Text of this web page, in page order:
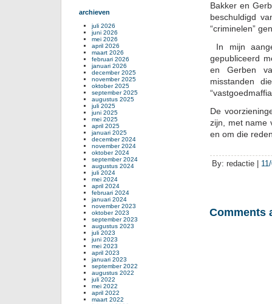
Bakker en
beschuldigd
“criminelen”
In mijn
gepubliceerd
en Gerben
misstanden
De
zijn, met name
en om die
By: redactie |
Comments
archieven
juli 2026
juni 2026
mei 2026
april 2026
maart 2026
februari 2026
januari 2026
december 2025
november 2025
oktober 2025
september 2025
augustus 2025
juli 2025
juni 2025
mei 2025
april 2025
januari 2025
december 2024
november 2024
oktober 2024
september 2024
augustus 2024
juli 2024
mei 2024
april 2024
februari 2024
januari 2024
november 2023
oktober 2023
september 2023
augustus 2023
juli 2023
juni 2023
mei 2023
april 2023
januari 2023
september 2022
augustus 2022
juli 2022
mei 2022
april 2022
maart 2022